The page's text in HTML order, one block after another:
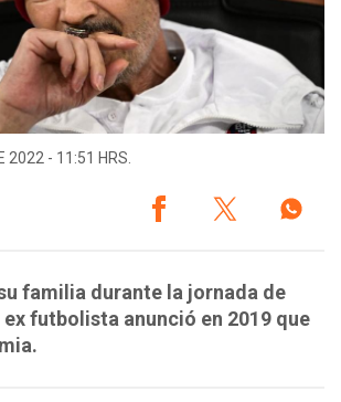
2022 - 11:51 HRS.
familia durante la jornada de
ex futbolista anunció en 2019 que